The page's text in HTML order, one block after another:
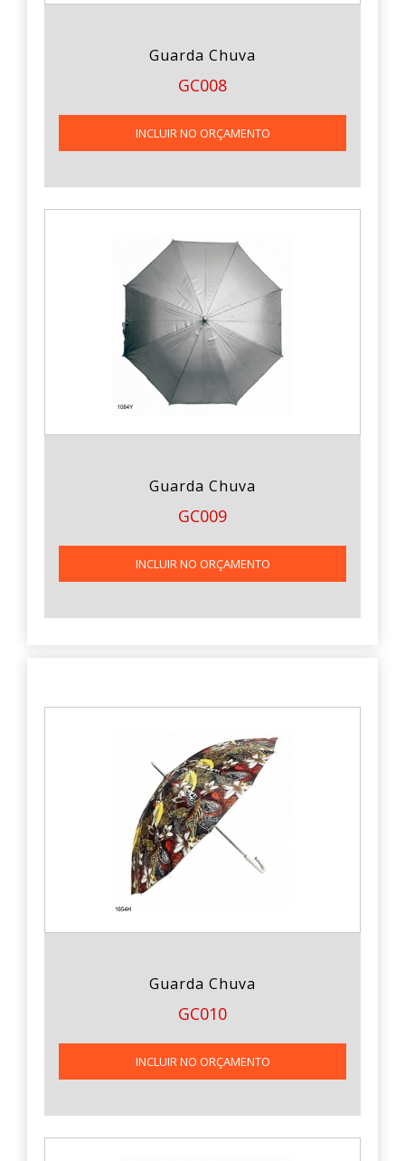
Guarda Chuva
GC008
INCLUIR NO ORÇAMENTO
Guarda Chuva
GC009
INCLUIR NO ORÇAMENTO
Guarda Chuva
GC010
INCLUIR NO ORÇAMENTO